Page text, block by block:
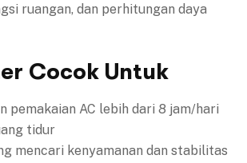
ruangan, dan perhitungan daya
Cocok Untuk
pemakaian AC lebih dari 8 jam/hari
tidur
mencari kenyamanan dan stabilitas